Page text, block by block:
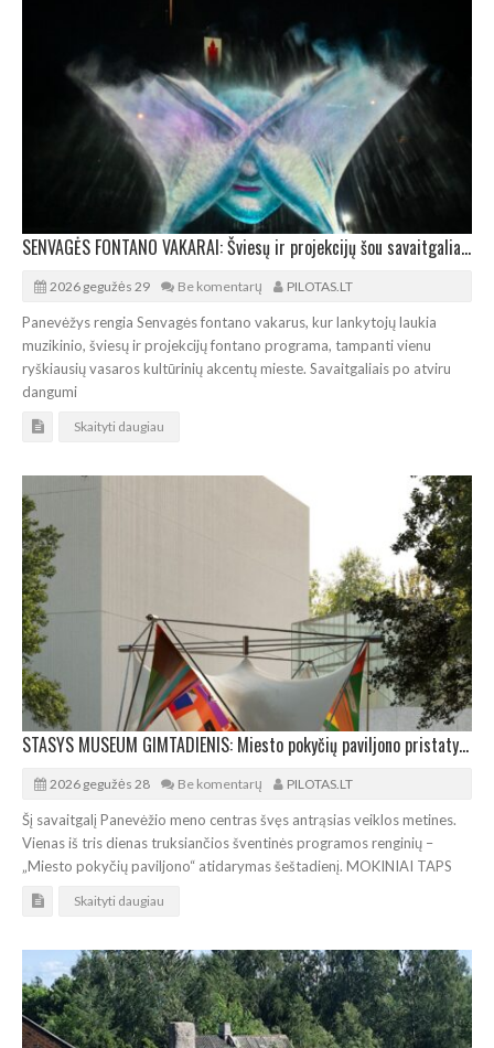
SENVAGĖS FONTANO VAKARAI: Šviesų ir projekcijų šou savaitgaliai Panevėžyje
2026 gegužės 29 Be komentarų PILOTAS.LT
Panevėžys rengia Senvagės fontano vakarus, kur lankytojų laukia
muzikinio, šviesų ir projekcijų fontano programa, tampanti vienu
ryškiausių vasaros kultūrinių akcentų mieste. Savaitgaliais po atviru
dangumi
Skaityti daugiau
STASYS MUSEUM GIMTADIENIS: Miesto pokyčių paviljono pristatymas Panevėžyje
2026 gegužės 28 Be komentarų PILOTAS.LT
Šį savaitgalį Panevėžio meno centras švęs antrąsias veiklos metines.
Vienas iš tris dienas truksiančios šventinės programos renginių –
„Miesto pokyčių paviljono“ atidarymas šeštadienį. MOKINIAI TAPS
Skaityti daugiau